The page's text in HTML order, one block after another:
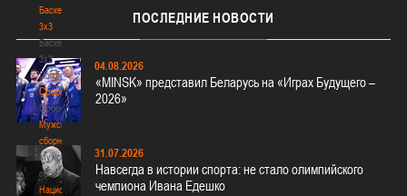
Баскетбол
3х3
Баскетбол
3х3
Лого[modid=121]
Сборные
Сборные
Мужские
сборные
Мужские
сборные
Национальная
ПОСЛЕДНИЕ НОВОСТИ
04.08.2026
«MINSK» представил Беларусь на «Играх Будущего –
2026»
31.07.2026
Навсегда в истории спорта: не стало олимпийского
чемпиона Ивана Едешко